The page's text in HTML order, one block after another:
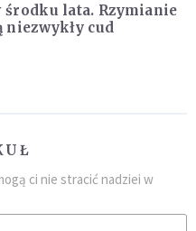
środku lata. Rzymianie
niezwykły cud
ci nie stracić nadziei w